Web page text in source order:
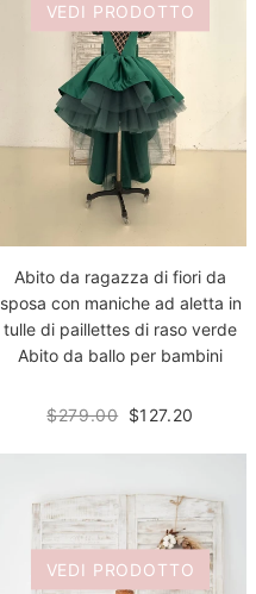
VEDI PRODOTTO
Abito da ragazza di fiori da
sposa con maniche ad aletta in
tulle di paillettes di raso verde
Abito da ballo per bambini
$279.00 $127.20
VEDI PRODOTTO